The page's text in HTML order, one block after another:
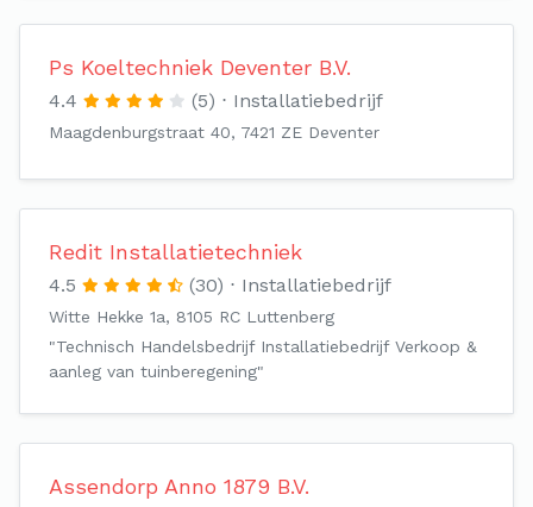
Ps Koeltechniek Deventer B.V.
4.4 (5) Installatiebedrijf
Maagdenburgstraat 40, 7421 ZE Deventer
Redit Installatietechniek
4.5 (30) Installatiebedrijf
Witte Hekke 1a, 8105 RC Luttenberg
"Technisch Handelsbedrijf Installatiebedrijf Verkoop &
aanleg van tuinberegening"
Assendorp Anno 1879 B.V.